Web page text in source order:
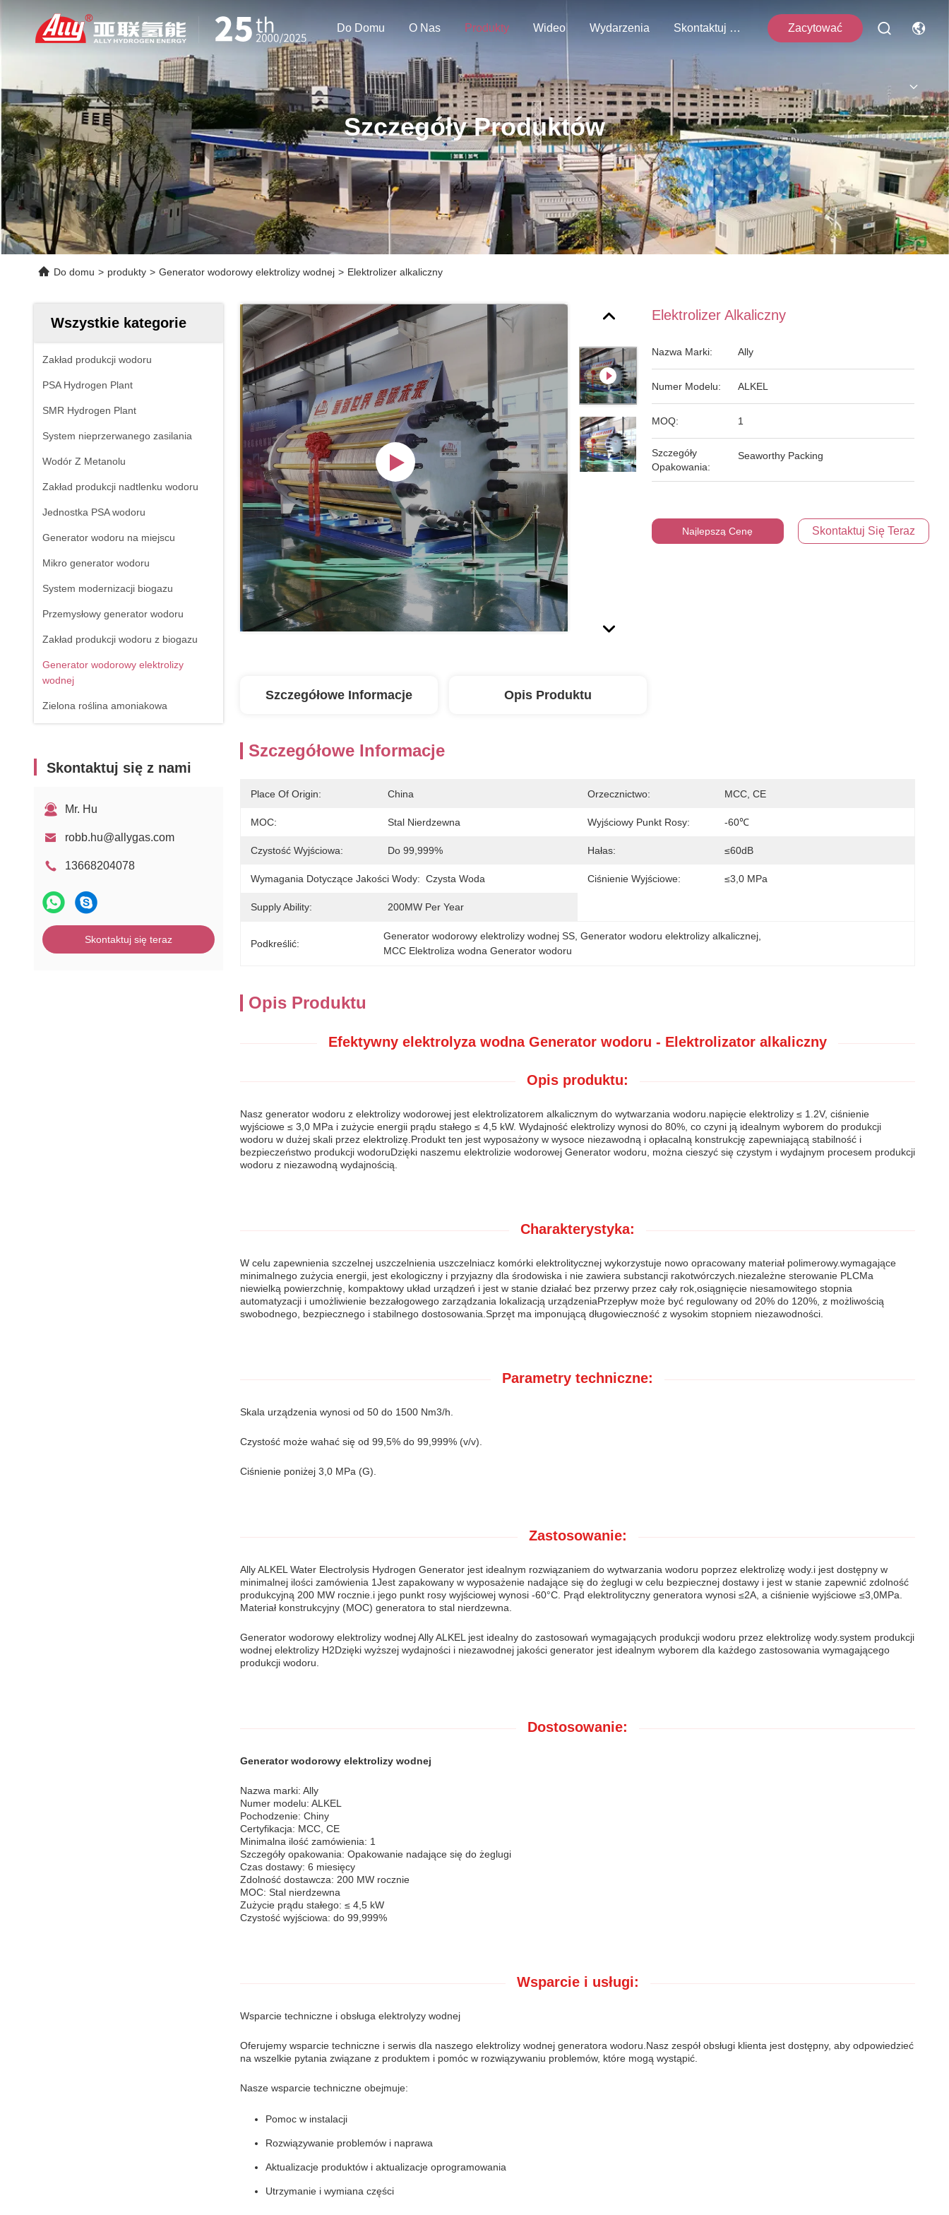
Do Domu O Nas Produkty Wideo Wydarzenia Skontaktuj Się Z Nami Zacytować
Szczegóły Produktów
Do domu > produkty > Generator wodorowy elektrolizy wodnej > Elektrolizer alkaliczny
Wszystkie kategorie
Zakład produkcji wodoru
PSA Hydrogen Plant
SMR Hydrogen Plant
System nieprzerwanego zasilania
Wodór Z Metanolu
Zakład produkcji nadtlenku wodoru
Jednostka PSA wodoru
Generator wodoru na miejscu
Mikro generator wodoru
System modernizacji biogazu
Przemysłowy generator wodoru
Zakład produkcji wodoru z biogazu
Generator wodorowy elektrolizy
wodnej
Zielona roślina amoniakowa
Skontaktuj się z nami
Mr. Hu
robb.hu@allygas.com
13668204078
Skontaktuj się teraz
Elektrolizer Alkaliczny
Nazwa Marki: Ally
Numer Modelu: ALKEL
MOQ: 1
Szczegóły
Opakowania:
Seaworthy Packing
Najlepszą Cenę Skontaktuj Się Teraz
Szczegółowe Informacje Opis Produktu
Szczegółowe Informacje
Place Of Origin: China Orzecznictwo: MCC, CE
MOC: Stal Nierdzewna Wyjściowy Punkt Rosy: -60℃
Czystość Wyjściowa: Do 99,999% Hałas: ≤60dB
Wymagania Dotyczące Jakości Wody: Czysta Woda Ciśnienie Wyjściowe: ≤3,0 MPa
Supply Ability: 200MW Per Year
Podkreślić:
Generator wodorowy elektrolizy wodnej SS , Generator wodoru elektrolizy alkalicznej
MCC Elektroliza wodna Generator wodoru
Opis Produktu
Efektywny elektrolyza wodna Generator wodoru - Elektrolizator alkaliczny
Opis produktu:
Nasz generator wodoru z elektrolizy wodorowej jest elektrolizatorem alkalicznym do wytwarzania wodoru.napięcie elektrolizy ≤ 1.2V, ciśnienie
wyjściowe ≤ 3,0 MPa i zużycie energii prądu stałego ≤ 4,5 kW. Wydajność elektrolizy wynosi do 80%, co czyni ją idealnym wyborem do produkcji
wodoru w dużej skali przez elektrolizę.Produkt ten jest wyposażony w wysoce niezawodną i opłacalną konstrukcję zapewniającą stabilność i
bezpieczeństwo produkcji wodoruDzięki naszemu elektrolizie wodorowej Generator wodoru, można cieszyć się czystym i wydajnym procesem produkcji
wodoru z niezawodną wydajnością.
Charakterystyka:
W celu zapewnienia szczelnej uszczelnienia uszczelniacz komórki elektrolitycznej wykorzystuje nowo opracowany materiał polimerowy.wymagające
minimalnego zużycia energii, jest ekologiczny i przyjazny dla środowiska i nie zawiera substancji rakotwórczych.niezależne sterowanie PLCMa
niewielką powierzchnię, kompaktowy układ urządzeń i jest w stanie działać bez przerwy przez cały rok,osiągnięcie niesamowitego stopnia
automatyzacji i umożliwienie bezzałogowego zarządzania lokalizacją urządzeniaPrzepływ może być regulowany od 20% do 120%, z możliwością
swobodnego, bezpiecznego i stabilnego dostosowania.Sprzęt ma imponującą długowieczność z wysokim stopniem niezawodności.
Parametry techniczne:
Skala urządzenia wynosi od 50 do 1500 Nm3/h.
Czystość może wahać się od 99,5% do 99,999% (v/v).
Ciśnienie poniżej 3,0 MPa (G).
Zastosowanie:
Ally ALKEL Water Electrolysis Hydrogen Generator jest idealnym rozwiązaniem do wytwarzania wodoru poprzez elektrolizę wody.i jest dostępny w
minimalnej ilości zamówienia 1Jest zapakowany w wyposażenie nadające się do żeglugi w celu bezpiecznej dostawy i jest w stanie zapewnić zdolność
produkcyjną 200 MW rocznie.i jego punkt rosy wyjściowej wynosi -60°C. Prąd elektrolityczny generatora wynosi ≤2A, a ciśnienie wyjściowe ≤3,0MPa.
Materiał konstrukcyjny (MOC) generatora to stal nierdzewna.
Generator wodorowy elektrolizy wodnej Ally ALKEL jest idealny do zastosowań wymagających produkcji wodoru przez elektrolizę wody.system produkcji
wodnej elektrolizy H2Dzięki wyższej wydajności i niezawodnej jakości generator jest idealnym wyborem dla każdego zastosowania wymagającego
produkcji wodoru.
Dostosowanie:
Generator wodorowy elektrolizy wodnej
Nazwa marki: Ally
Numer modelu: ALKEL
Pochodzenie: Chiny
Certyfikacja: MCC, CE
Minimalna ilość zamówienia: 1
Szczegóły opakowania: Opakowanie nadające się do żeglugi
Czas dostawy: 6 miesięcy
Zdolność dostawcza: 200 MW rocznie
MOC: Stal nierdzewna
Zużycie prądu stałego: ≤ 4,5 kW
Czystość wyjściowa: do 99,999%
Wsparcie i usługi:
Wsparcie techniczne i obsługa elektrolyzy wodnej
Oferujemy wsparcie techniczne i serwis dla naszego elektrolizy wodnej generatora wodoru.Nasz zespół obsługi klienta jest dostępny, aby odpowiedzieć
na wszelkie pytania związane z produktem i pomóc w rozwiązywaniu problemów, które mogą wystąpić.
Nasze wsparcie techniczne obejmuje:
Pomoc w instalacji
Rozwiązywanie problemów i naprawa
Aktualizacje produktów i aktualizacje oprogramowania
Utrzymanie i wymiana części